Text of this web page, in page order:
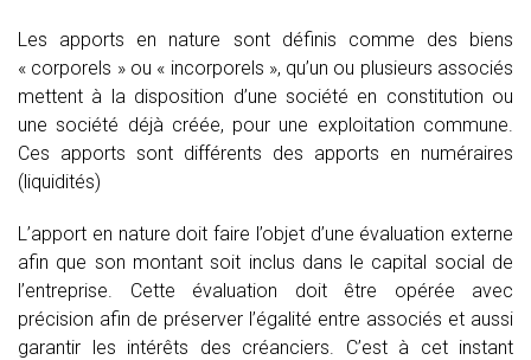
Les apports en nature sont définis comme des biens
« corporels » ou « incorporels », qu’un ou plusieurs associés
mettent à la disposition d’une société en constitution ou
une société déjà créée, pour une exploitation commune.
Ces apports sont différents des apports en numéraires
(liquidités)
L’apport en nature doit faire l’objet d’une évaluation externe
afin que son montant soit inclus dans le capital social de
l’entreprise. Cette évaluation doit être opérée avec
précision afin de préserver l’égalité entre associés et aussi
garantir les intérêts des créanciers. C’est à cet instant